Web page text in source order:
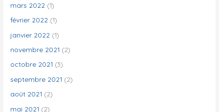
mars 2022 (1)
février 2022 (1)
janvier 2022 (1)
novembre 2021 (2)
octobre 2021 (3)
septembre 2021 (2)
août 2021 (2)
mai 2021 (2)